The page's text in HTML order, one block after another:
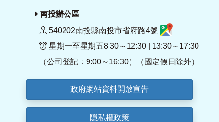
南投辦公區
540202南投縣南投市省府路4號
星期一至星期五8:30～12:30 | 13:30～17:30
（公司登記：9:00～16:30）（國定假日除外）
政府網站資料開放宣告
隱私權政策